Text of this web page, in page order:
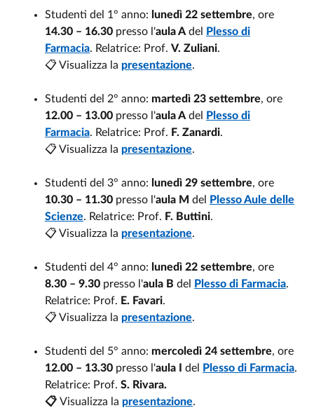
Studenti del 1° anno: lunedì 22 settembre, ore
14.30 – 16.30 presso l'aula A del
Plesso di
Farmacia. Relatrice: Prof. V. Zuliani.
📋 Visualizza la presentazione.
Studenti del 2° anno: martedì 23 settembre, ore
12.00 – 13.00 presso l'aula A del
Plesso di
Farmacia. Relatrice: Prof. F. Zanardi.
📋 Visualizza la presentazione.
Studenti del 3° anno: lunedì 29 settembre, ore
10.30 – 11.30 presso l'aula M del
Plesso Aule delle
Scienze. Relatrice: Prof. F. Buttini.
📋 Visualizza la presentazione.
Studenti del 4° anno: lunedì 22 settembre, ore
8.30 – 9.30 presso l'aula B del Plesso di Farmacia.
Relatrice: Prof. E. Favari.
📋 Visualizza la presentazione.
Studenti del 5° anno: mercoledì 24 settembre, ore
12.00 – 13.30 presso l'aula I del Plesso di Farmacia.
Relatrice: Prof. S. Rivara.
📋 Visualizza la presentazione.